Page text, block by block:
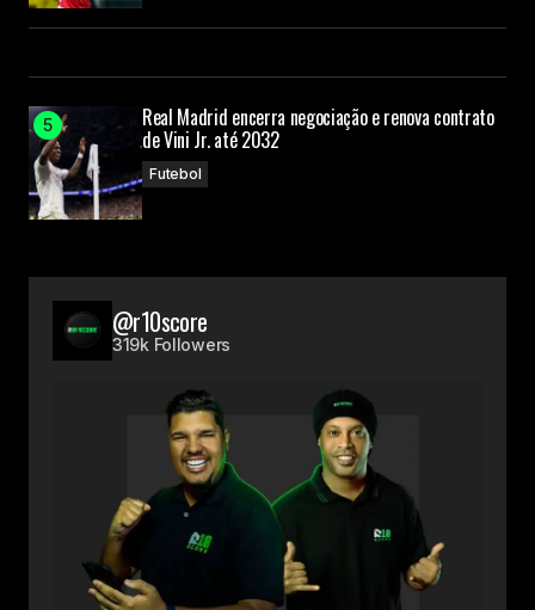
Real Madrid encerra negociação e renova contrato
de Vini Jr. até 2032
Futebol
@r10score
319k Followers